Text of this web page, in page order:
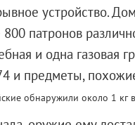
устройство.
патронов
и одна газовая
и предметы,
обнаружили около 1 кг